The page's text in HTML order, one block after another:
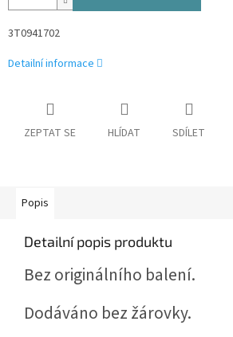
3T0941702
Detailní informace
ZEPTAT SE HLÍDAT SDÍLET
Popis
Detailní popis produktu
Bez originálního balení.
Dodáváno bez žárovky.